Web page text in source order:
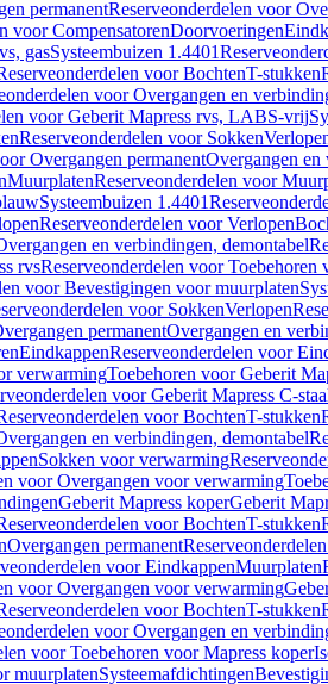
permanentReserveonderdelen voor
voor CompensatorenDoorvoeringen
gasSysteembuizen 1.4401
voor BochtenT-stukken
voor Overgangen en
voor Geberit Mapress rvs, LABS-vrij
Reserveonderdelen voor Sokken
Overgangen permanentOvergangen en
MuurplatenReserveonderdelen voor
Systeembuizen 1.4401
Reserveonderdelen voor Verlopen
en verbindingen, demontabel
rvsReserveonderdelen voor Toebehoren
voor Bevestigingen voor muurplaten
voor SokkenVerlopen
permanentOvergangen en
EindkappenReserveonderdelen voor
verwarmingToebehoren voor Geberit
voor Geberit Mapress C-
voor BochtenT-stukken
en verbindingen, demontabel
Sokken voor verwarming
voor Overgangen voor verwarming
Geberit Mapress koperGeberit
voor BochtenT-stukken
Overgangen permanent
voor EindkappenMuurplaten
voor Overgangen voor verwarming
voor BochtenT-stukken
voor Overgangen en
voor Toebehoren voor Mapress koper
muurplatenSysteemafdichtingen